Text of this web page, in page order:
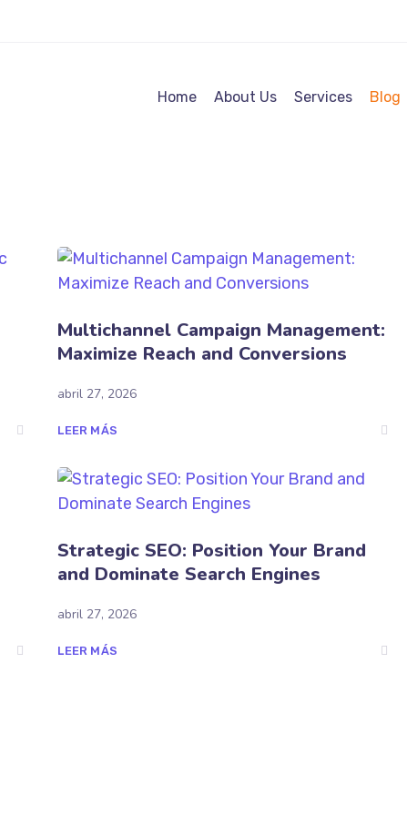
Home About Us Services Blog
Multichannel Campaign Management:
Maximize Reach and Conversions
abril 27, 2026
LEER MÁS
Strategic SEO: Position Your Brand
and Dominate Search Engines
abril 27, 2026
LEER MÁS